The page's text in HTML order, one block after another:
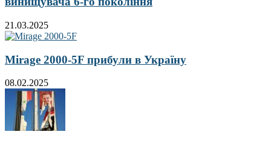
21.03.2025
Mirage 2000-5F прибули в Україну
08.02.2025